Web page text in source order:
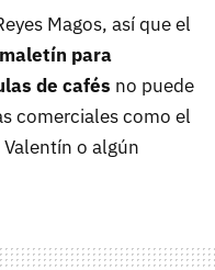
Magos, así que el
maletín para
de cafés no puede
comerciales como el
Valentín o algún